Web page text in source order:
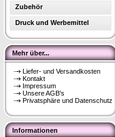
Zubehör
Druck und Werbemittel
Mehr über...
Liefer- und Versandkosten
Kontakt
Impressum
Unsere AGB's
Privatsphäre und Datenschutz
Informationen